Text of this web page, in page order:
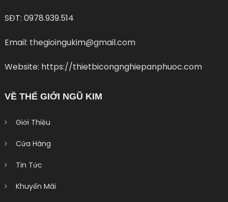
SĐT: 0978.939.514
Email: thegioingukim@gmail.com
Website: https://thietbicongnghiepanphuoc.com
VỀ THẾ GIỚI NGŨ KIM
Giới Thiệu
Cửa Hàng
Tin Tức
Khuyến Mãi